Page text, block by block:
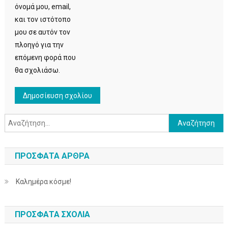
όνομά μου, email,
και τον ιστότοπο
μου σε αυτόν τον
πλοηγό για την
επόμενη φορά που
θα σχολιάσω.
Αναζήτηση για:
ΠΡΌΣΦΑΤΑ ΆΡΘΡΑ
Καλημέρα κόσμε!
ΠΡΌΣΦΑΤΑ ΣΧΌΛΙΑ